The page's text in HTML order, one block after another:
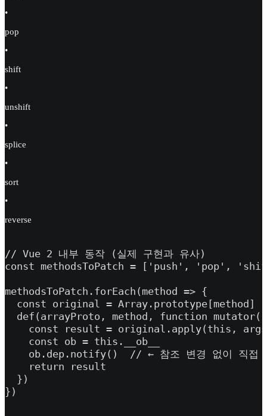
•
pop
•
shift
•
unshift
•
splice
•
sort
•
reverse
// Vue 2 내부 동작 (실제 구현과 유사)
const methodsToPatch = ['push',
methodsToPatch.forEach(method => {
  const original = Array.prototype[method]
def(arrayProto, method, function
const result = original.apply(this,
    const ob = this.__ob__
ob.dep.notify()  // ← 참조 변경 없이 직접
    return result
  })
})